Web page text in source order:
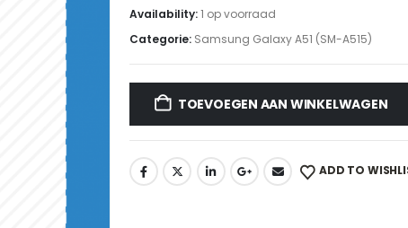
Availability:1 op voorraad
Categorie: Samsung Galaxy A51 (SM-A515)
TOEVOEGEN AAN WINKELWAGEN
ADD TO